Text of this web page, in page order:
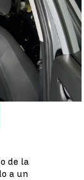
12:29
de la
a un